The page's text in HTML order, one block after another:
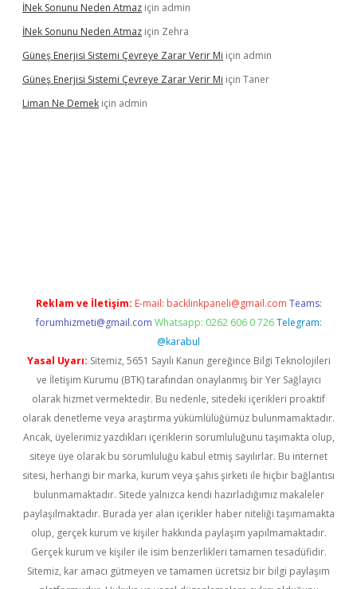
İNek Sonunu Neden Atmaz için admin
İNek Sonunu Neden Atmaz için Zehra
Güneş Enerjisi Sistemi Çevreye Zarar Verir Mi için admin
Güneş Enerjisi Sistemi Çevreye Zarar Verir Mi için Taner
Liman Ne Demek için admin
Reklam ve İletişim: E-mail: backlinkpaneli@gmail.com Teams:
forumhizmeti@gmail.com Whatsapp: 0262 606 0 726 Telegram:
@karabul
Yasal Uyarı: Sitemiz, 5651 Sayılı Kanun gereğince Bilgi Teknolojileri
ve İletişim Kurumu (BTK) tarafından onaylanmış bir Yer Sağlayıcı
olarak hizmet vermektedir. Bu nedenle, sitedeki içerikleri proaktif
olarak denetleme veya araştırma yükümlülüğümüz bulunmamaktadır.
Ancak, üyelerimiz yazdıkları içeriklerin sorumluluğunu taşımakta olup,
siteye üye olarak bu sorumluluğu kabul etmiş sayılırlar. Bu internet
sitesi, herhangi bir marka, kurum veya şahıs şirketi ile hiçbir bağlantısı
bulunmamaktadır. Sitede yalnızca kendi hazırladığımız makaleler
paylaşılmaktadır. Burada yer alan içerikler haber niteliği taşımamakta
olup, gerçek kurum ve kişiler hakkında paylaşım yapılmamaktadır.
Gerçek kurum ve kişiler ile isim benzerlikleri tamamen tesadüfidir.
Sitemiz, kar amacı gütmeyen ve tamamen ücretsiz bir bilgi paylaşım